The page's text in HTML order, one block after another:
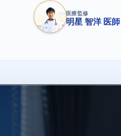
医療監修
明星 智洋 医師